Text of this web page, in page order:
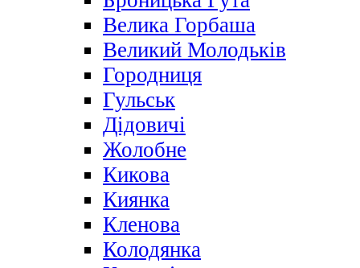
Велика Горбаша
Великий Молодьків
Городниця
Гульськ
Дідовичі
Жолобне
Кикова
Киянка
Кленова
Колодянка